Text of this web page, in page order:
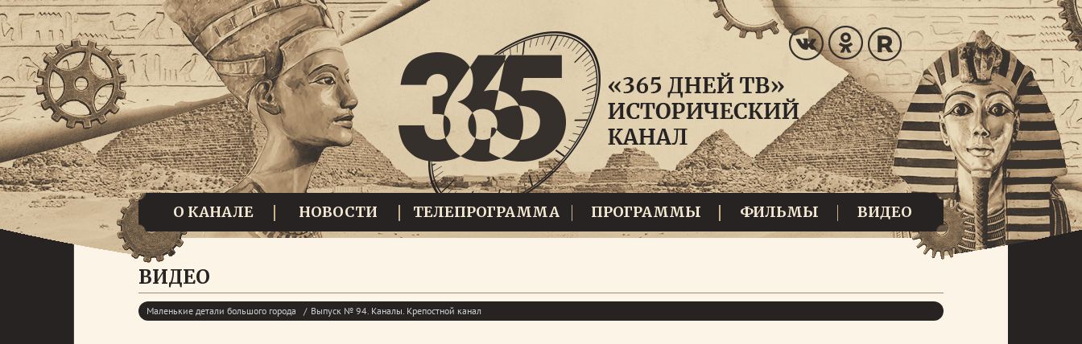
О КАНАЛЕ НОВОСТИ ТЕЛЕПРОГРАММА ПРОГРАММЫ ФИЛЬМЫ ВИДЕО
ВИДЕО
Маленькие детали большого города Выпуск № 94. Каналы. Крепостной канал